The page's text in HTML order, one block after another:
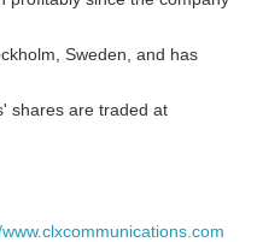
Sweden, and has
shares are traded at
www.clxcommunications.com